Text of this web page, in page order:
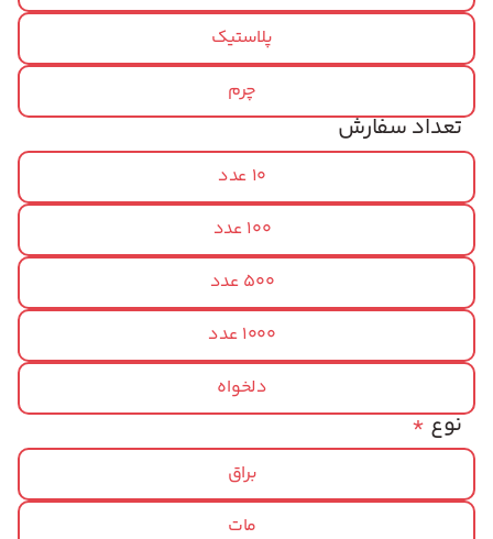
پلاستیک
چرم
تعداد سفارش
10 عدد
100 عدد
500 عدد
1000 عدد
دلخواه
*نوع
براق
مات